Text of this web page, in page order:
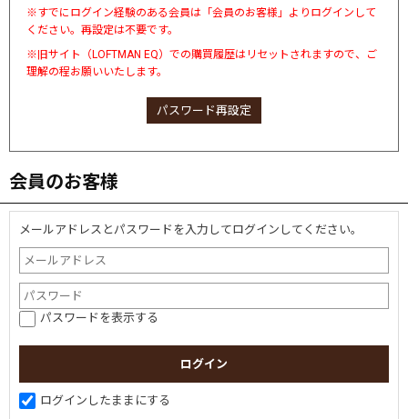
※すでにログイン経験のある会員は「会員のお客様」よりログインして
ください。再設定は不要です。
※旧サイト（LOFTMAN EQ）での購買履歴はリセットされますので、ご
理解の程お願いいたします。
パスワード再設定
会員のお客様
メールアドレスとパスワードを入力してログインしてください。
パスワードを表示する
ログインしたままにする